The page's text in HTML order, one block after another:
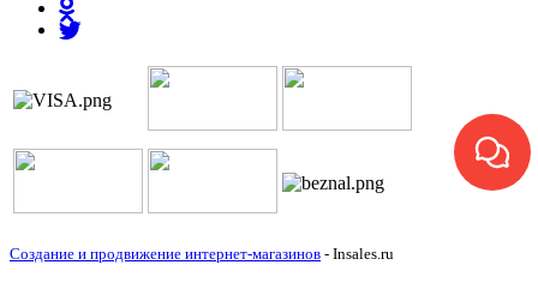
Создание и продвижение интернет-магазинов - Insales.ru